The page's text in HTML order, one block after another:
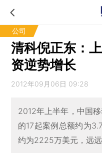
公司
清科倪正东：
资逆势增长
2012年09月06日 09:28
2012年上半年，中国
的17起案例总额约为
约为2225万美元，远